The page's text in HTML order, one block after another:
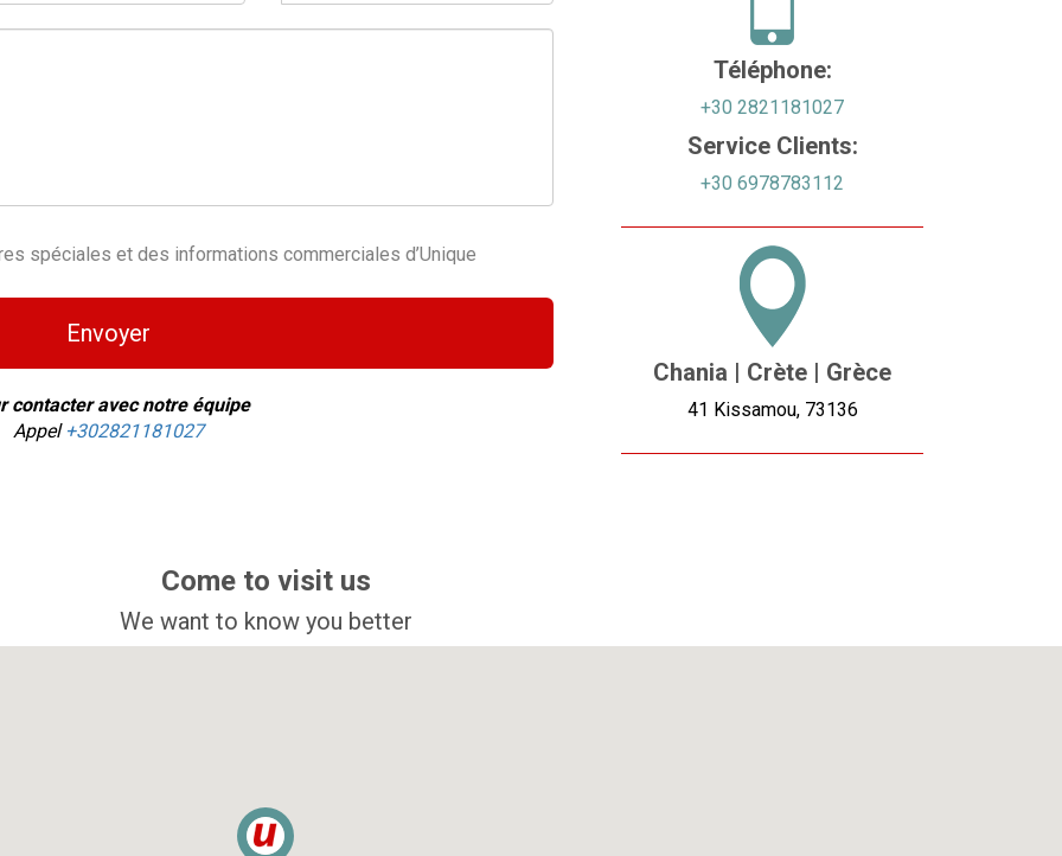
spéciales et des informations commerciales d’Unique
Envoyer
contacter avec notre équipe
Appel +302821181027
Téléphone:
+30 2821181027
Service Clients:
+30 6978783112
Chania | Crète | Grèce
41 Kissamou, 73136
Come to visit us
We want to know you better